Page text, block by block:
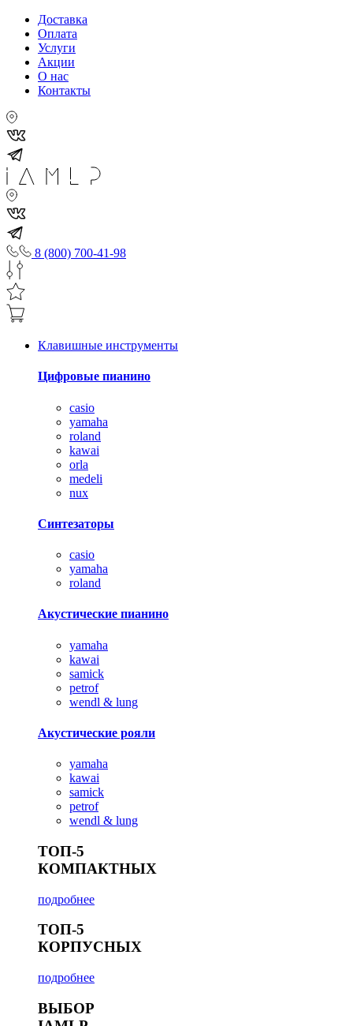
Доставка
Оплата
Услуги
Акции
О нас
Контакты
8 (800) 700-41-98
Клавишные инструменты
Цифровые пианино
casio
yamaha
roland
kawai
orla
medeli
nux
Синтезаторы
casio
yamaha
roland
Акустические пианино
yamaha
kawai
samick
petrof
wendl & lung
Акустические рояли
yamaha
kawai
samick
petrof
wendl & lung
ТОП-5
КОМПАКТНЫХ
подробнее
ТОП-5
КОРПУСНЫХ
подробнее
ВЫБОР